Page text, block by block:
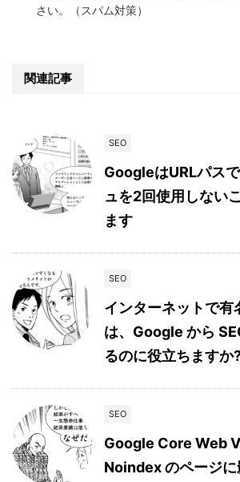
さい。（スパム対策）
関連記事
SEO
GoogleはURLパス
ュを2回使用しない
ます
SEO
インターネットで有
は、Google から
るのに役立ちますか
SEO
Google Core Web
Noindex のページに